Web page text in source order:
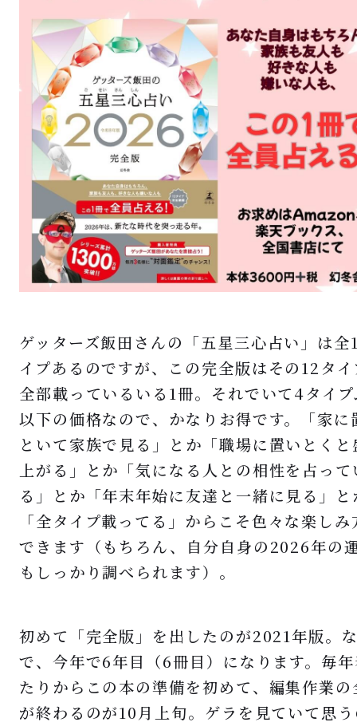
ゲッターズ飯田さんの「五星三心占い」は全
イプあるのですが、この完全版はその12タ
全部載っているいる1冊。それでいて4タイ
以下の価格なので、かなりお得です。「家に
といて家族で見る」とか「職場に置いとくと
上がる」とか「気になる人との相性を占って
る」とか「年末年始に友達と一緒に見る」と
「全タイプ載ってる」からこそ色々な楽しみ
できます（もちろん、自分自身の2026年の
もしっかり調べられます）。
初めて「完全版」を出したのが2021年版。
で、今年で6年目（6冊目）になります。毎
たりからこの本の準備を初めて、編集作業の
が終わるのが10月上旬。ゲラを見ていて思